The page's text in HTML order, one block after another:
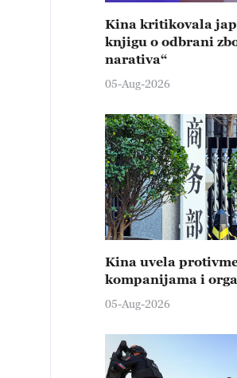
Kina kritikovala
knjigu o odbrani
narativa“
05-Aug-2026
Kina uvela
kompanijama i
05-Aug-2026